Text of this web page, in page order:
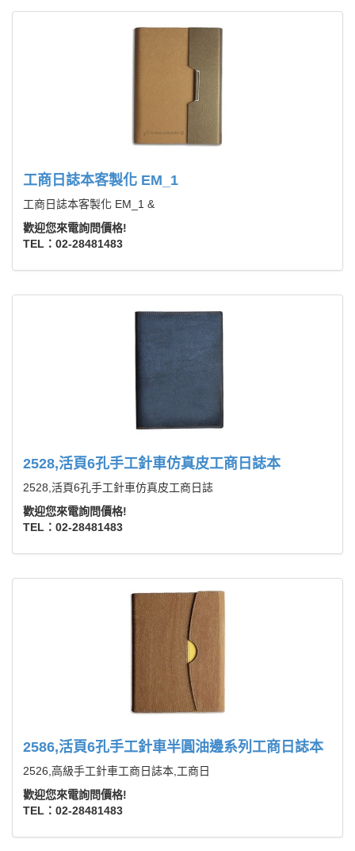
工商日誌本客製化 EM_1
工商日誌本客製化 EM_1 &
歡迎您來電詢問價格!
TEL：02-28481483
2528,活頁6孔手工針車仿真皮工商日誌本
2528,活頁6孔手工針車仿真皮工商日誌
歡迎您來電詢問價格!
TEL：02-28481483
2586,活頁6孔手工針車半圓油邊系列工商日誌本
2526,高級手工針車工商日誌本,工商日
歡迎您來電詢問價格!
TEL：02-28481483